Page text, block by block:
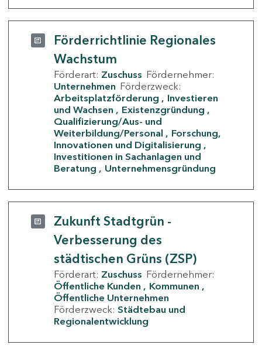
Förderrichtlinie Regionales
Wachstum
Förderart: Zuschuss Fördernehmer:
Unternehmen Förderzweck:
Arbeitsplatzförderung
Investieren
und Wachsen
Existenzgründung
Qualifizierung/Aus- und
Weiterbildung/Personal
Forschung,
Innovationen und Digitalisierung
Investitionen in Sachanlagen und
Beratung
Unternehmensgründung
Zukunft Stadtgrün -
Verbesserung des
städtischen Grüns (ZSP)
Förderart: Zuschuss Fördernehmer:
Öffentliche Kunden
Kommunen
Öffentliche Unternehmen
Förderzweck: Städtebau und
Regionalentwicklung